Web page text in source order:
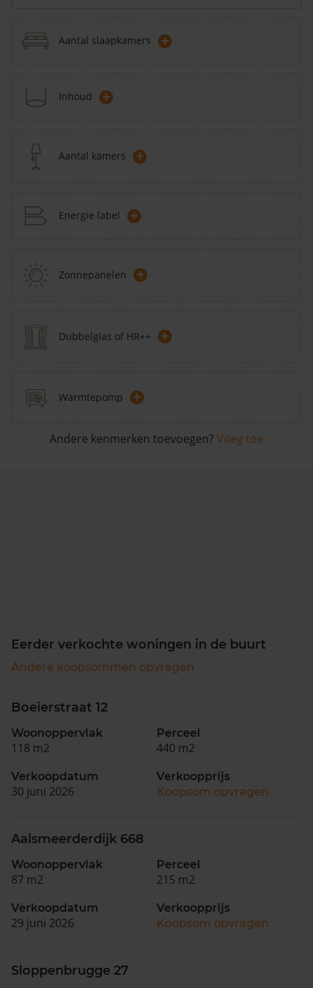
Aantal slaapkamers +
Inhoud +
Aantal kamers +
Energie label +
Zonnepanelen +
Dubbelglas of HR++ +
Warmtepomp +
Andere kenmerken toevoegen? Voeg toe
Eerder verkochte woningen in de buurt
Andere koopsommen opvragen
Boeierstraat 12
Woonoppervlak
118 m2
Perceel
440 m2
Verkoopdatum
30 juni 2026
Verkoopprijs
Koopsom opvragen
Aalsmeerderdijk 668
Woonoppervlak
87 m2
Perceel
215 m2
Verkoopdatum
29 juni 2026
Verkoopprijs
Koopsom opvragen
Sloppenbrugge 27